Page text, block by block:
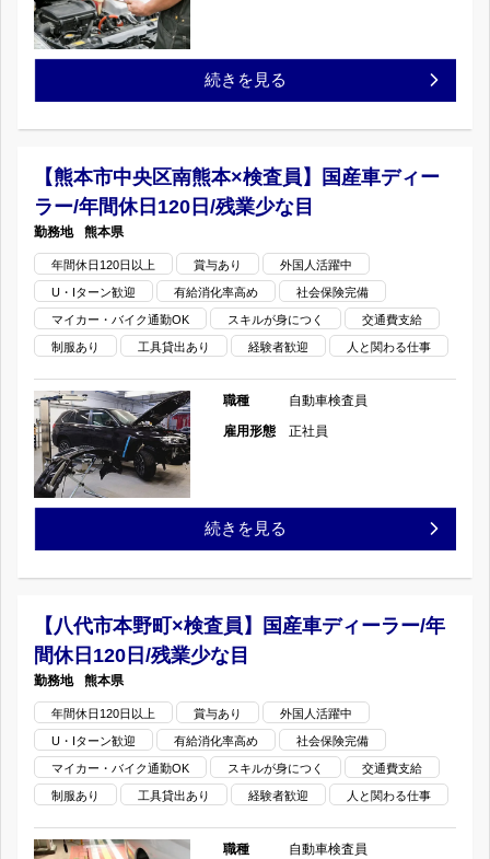
日
120
残
少
国
デ
ー
ラ
ー/
休
日
日/
業
【天
市
×
検
査
員】
デ
ラ
年
間
休
続きを見る
【熊本市中央区南熊本×検査員】国産車ディー
ラー/年間休日120日/残業少な目
熊本県
年間休日120日以上 賞与あり 外国人活躍中
U・Iターン歓迎 有給消化率高め 社会保険完備
マイカー・バイク通勤OK スキルが身につく 交通費支給
制服あり 工具貸出あり 経験者歓迎 人と関わる仕事
職種
自動車検査員
雇用形態
正社員
【熊
市
中
央
区
南
熊
続きを見る
【八代市本野町×検査員】国産車ディーラー/年
間休日120日/残業少な目
熊本県
年間休日120日以上 賞与あり 外国人活躍中
U・Iターン歓迎 有給消化率高め 社会保険完備
マイカー・バイク通勤OK スキルが身につく 交通費支給
制服あり 工具貸出あり 経験者歓迎 人と関わる仕事
職種
自動車検査員